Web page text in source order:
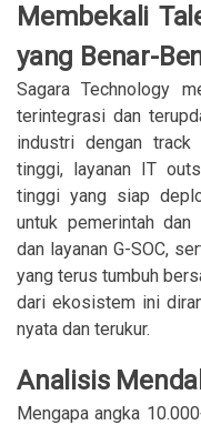
Membekali
yang Benar-
Sagara Technology
terintegrasi dan
industri dengan
tinggi, layanan IT
tinggi yang siap
untuk pemerintah
dan layanan G-SOC,
yang terus tumbuh
dari ekosistem ini
nyata dan terukur.
Analisis
Mengapa angka